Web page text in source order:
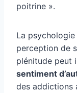
poitrine ».
La
perception de
plénitude peut
sentiment
des addictions